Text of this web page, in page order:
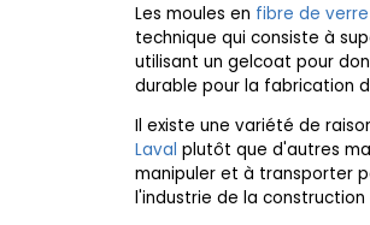
Les moules en fibre de
technique qui consiste à
utilisant un gelcoat pour
durable pour la fabrication
Il existe une variété de
Laval plutôt que d'autres
manipuler et à transporter
l'industrie de la